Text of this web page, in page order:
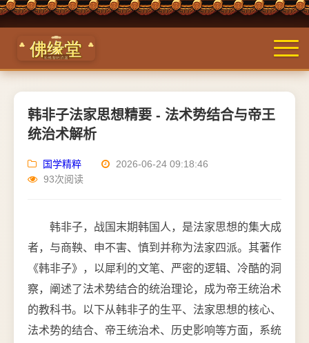
韩非子法家思想精要 - 法术势结合与帝王
统治术解析
国学精粹
2026-06-24 09:18:46
93次阅读
韩非子，战国末期韩国人，是法家思想的集大成
者，与商鞅、申不害、慎到并称为法家四派。其著作
《韩非子》，以犀利的文笔、严密的逻辑、冷酷的洞
察，阐述了法术势结合的统治理论，成为帝王统治术
的教科书。以下从韩非子的生平、法家思想的核心、
法术势的结合、帝王统治术、历史影响等方面，系统